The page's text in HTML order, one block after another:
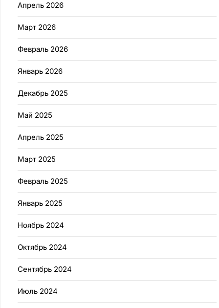
Апрель 2026
Март 2026
Февраль 2026
Январь 2026
Декабрь 2025
Май 2025
Апрель 2025
Март 2025
Февраль 2025
Январь 2025
Ноябрь 2024
Октябрь 2024
Сентябрь 2024
Июль 2024